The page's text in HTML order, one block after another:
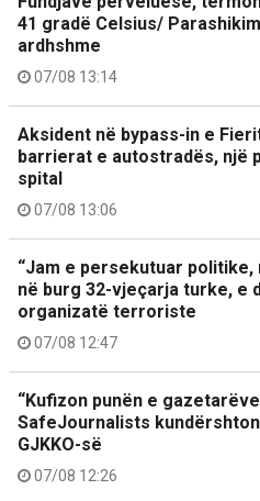
41 gradë Celsius/
ardhshme
07/08 13:14
Aksident në bypass-in e
barrierat e autostradës, një
spital
07/08 13:06
“Jam e persekutuar
në burg 32-vjeçarja turke, e
organizatë terroriste
07/08 12:47
“Kufizon punën e
SafeJournalists
GJKKO-së
07/08 12:26